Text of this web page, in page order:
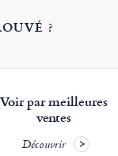
?
Voir par meilleures
ventes
Découvrir